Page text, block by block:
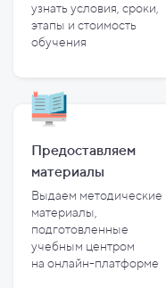
узнать условия, сроки,
этапы и стоимость
обучения
Предоставляем
материалы
Выдаем методические
материалы,
подготовленные
учебным центром
на онлайн-платформе